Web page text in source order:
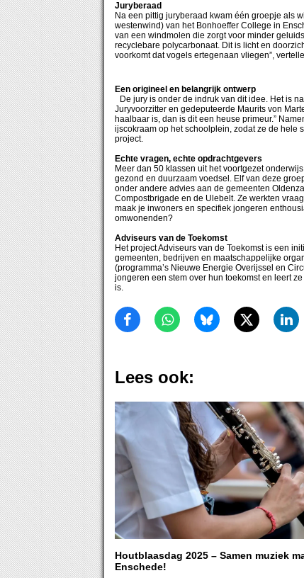
Juryberaad
Na een pittig juryberaad kwam één groepje als
westenwind) van het Bonhoeffer College in
van een windmolen die zorgt voor minder
recyclebare polycarbonaat. Dit is licht en
voorkomt dat vogels ertegenaan vliegen”,
Een origineel en belangrijk ontwerp
De jury is onder de indruk van dit idee. Het is
Juryvoorzitter en gedeputeerde Maurits von
haalbaar is, dan is dit een heuse primeur.”
ijscokraam op het schoolplein, zodat ze de hele
project.
Echte vragen, echte opdrachtgevers
Meer dan 50 klassen uit het voortgezet
gezond en duurzaam voedsel. Elf van deze
onder andere advies aan de gemeenten
Compostbrigade en de Ulebelt. Ze werkten
maak je inwoners en specifiek jongeren
omwonenden?
Adviseurs van de Toekomst
Het project Adviseurs van de Toekomst is een
gemeenten, bedrijven en maatschappelijke
(programma’s Nieuwe Energie Overijssel en
jongeren een stem over hun toekomst en leert
is.
Lees ook:
Houtblaasdag 2025 – Samen muziek
Enschede!